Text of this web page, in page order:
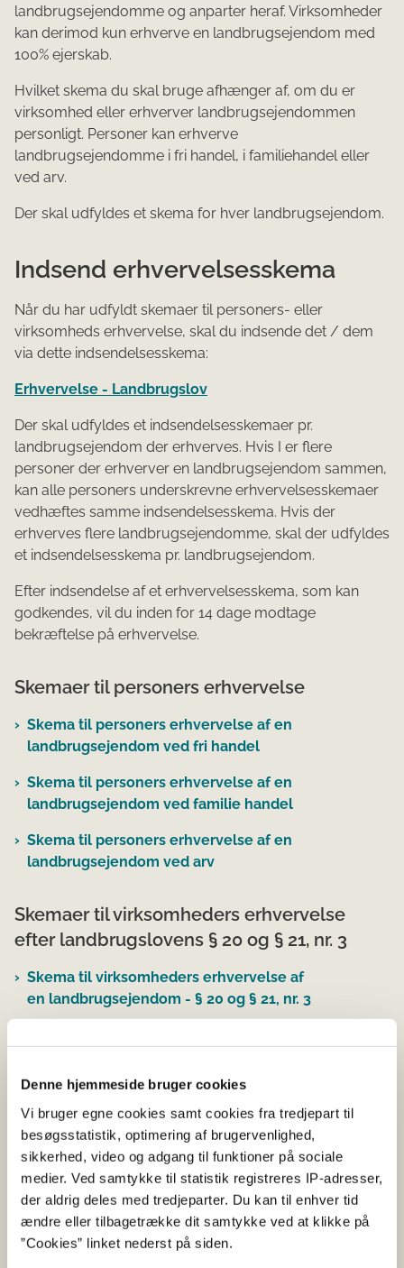
Denne hjemmeside bruger cookies
Vi bruger egne cookies samt cookies fra tredjepart til
besøgsstatistik, optimering af brugervenlighed,
sikkerhed, video og adgang til funktioner på sociale
medier. Ved samtykke til statistik registreres IP-adresser,
der aldrig deles med tredjeparter. Du kan til enhver tid
ændre eller tilbagetrække dit samtykke ved at klikke på
”Cookies” linket nederst på siden.
landbrugsejendomme og anparter heraf. Virksomheder
kan derimod kun erhverve en landbrugsejendom med
100% ejerskab.
Hvilket skema du skal bruge afhænger af, om du er
virksomhed eller erhverver landbrugsejendommen
personligt. Personer kan erhverve
landbrugsejendomme i fri handel, i familiehandel eller
ved arv.
Der skal udfyldes et skema for hver landbrugsejendom.
Indsend erhvervelsesskema
Når du har udfyldt skemaer til personers- eller
virksomheds erhvervelse, skal du indsende det / dem
via dette indsendelsesskema:
Erhvervelse - Landbrugslov
Der skal udfyldes et indsendelsesskemaer pr.
landbrugsejendom der erhverves. Hvis I er flere
personer der erhverver en landbrugsejendom sammen,
kan alle personers underskrevne erhvervelsesskemaer
vedhæftes samme indsendelsesskema. Hvis der
erhverves flere landbrugsejendomme, skal der udfyldes
et indsendelsesskema pr. landbrugsejendom.
Efter indsendelse af et erhvervelsesskema, som kan
godkendes, vil du inden for 14 dage modtage
bekræftelse på erhvervelse.
Skemaer til personers erhvervelse
Skema til personers erhvervelse af en
landbrugsejendom ved fri handel
Skema til personers erhvervelse af en
landbrugsejendom ved familie handel
Skema til personers erhvervelse af en
landbrugsejendom ved arv
Skemaer til virksomheders erhvervelse
efter landbrugslovens § 20 og § 21, nr. 3
Skema til virksomheders erhvervelse af
en landbrugsejendom - § 20 og § 21, nr. 3
Virksomheders erhvervelse af en
landbrugsejendom efter § 21, nr. 1, 2 og 4
Virksomhedsomdannelse, fusion eller
lignende